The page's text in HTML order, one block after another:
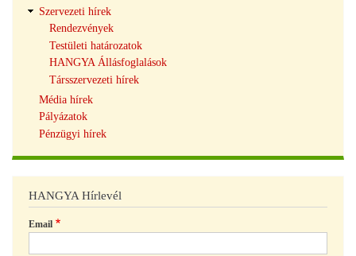
Szervezeti hírek
Rendezvények
Testületi határozatok
HANGYA Állásfoglalások
Társszervezeti hírek
Média hírek
Pályázatok
Pénzügyi hírek
HANGYA Hírlevél
Email